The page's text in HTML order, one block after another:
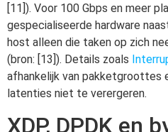
[11]). Voor 100 Gbps en meer
gespecialiseerde hardware
host alleen die taken op zich
(bron: [13]). Details zoals
afhankelijk van pakketgroottes
latenties niet te verergeren.
XDP, DPDK en